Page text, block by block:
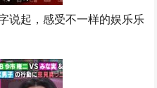
说起，感受不一样的娱乐乐